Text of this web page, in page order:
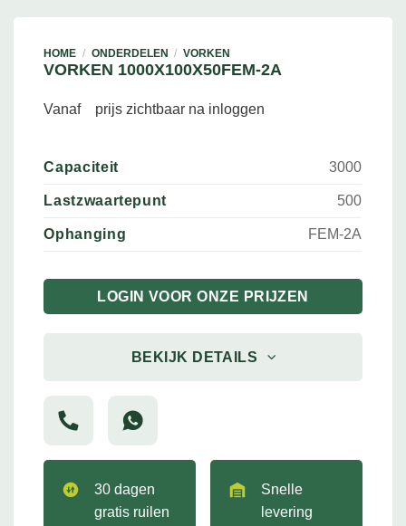
HOME / ONDERDELEN / VORKEN
VORKEN 1000X100X50FEM-2A
Vanaf prijs zichtbaar na inloggen
Capaciteit 3000
Lastzwaartepunt 500
Ophanging FEM-2A
LOGIN VOOR ONZE PRIJZEN
BEKIJK DETAILS
30 dagen
gratis ruilen
Snelle
levering